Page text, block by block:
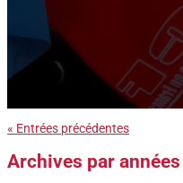
« Entrées précédentes
Archives par années